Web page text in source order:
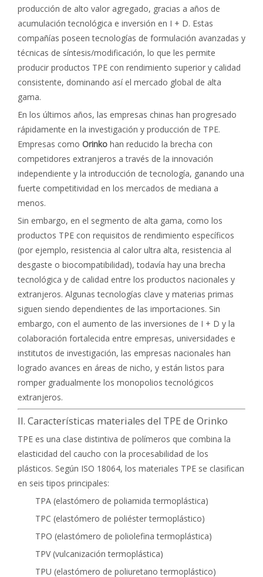
producción de alto valor agregado, gracias a años de
acumulación tecnológica e inversión en I + D. Estas
compañías poseen tecnologías de formulación avanzadas y
técnicas de síntesis/modificación, lo que les permite
producir productos TPE con rendimiento superior y calidad
consistente, dominando así el mercado global de alta
gama.
En los últimos años, las empresas chinas han progresado
rápidamente en la investigación y producción de TPE.
Empresas como Orinko han reducido la brecha con
competidores extranjeros a través de la innovación
independiente y la introducción de tecnología, ganando una
fuerte competitividad en los mercados de mediana a
menos.
Sin embargo, en el segmento de alta gama, como los
productos TPE con requisitos de rendimiento específicos
(por ejemplo, resistencia al calor ultra alta, resistencia al
desgaste o biocompatibilidad), todavía hay una brecha
tecnológica y de calidad entre los productos nacionales y
extranjeros. Algunas tecnologías clave y materias primas
siguen siendo dependientes de las importaciones. Sin
embargo, con el aumento de las inversiones de I + D y la
colaboración fortalecida entre empresas, universidades e
institutos de investigación, las empresas nacionales han
logrado avances en áreas de nicho, y están listos para
romper gradualmente los monopolios tecnológicos
extranjeros.
II. Características materiales del TPE de Orinko
TPE es una clase distintiva de polímeros que combina la
elasticidad del caucho con la procesabilidad de los
plásticos. Según ISO 18064, los materiales TPE se clasifican
en seis tipos principales:
TPA (elastómero de poliamida termoplástica)
TPC (elastómero de poliéster termoplástico)
TPO (elastómero de poliolefina termoplástica)
TPV (vulcanización termoplástica)
TPU (elastómero de poliuretano termoplástico)